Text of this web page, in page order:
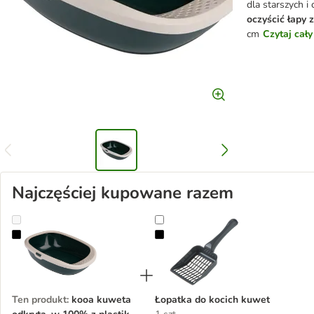
dla starszych i
oczyścić łapy
cm Czytaj
Najczęściej kupowane razem
kooa kuweta odkryta, w 100% z plastiku z recyklingu
Ten produkt: kooa kuweta
Łopatka do kocich kuwet
Łopatka do kocich kuwet